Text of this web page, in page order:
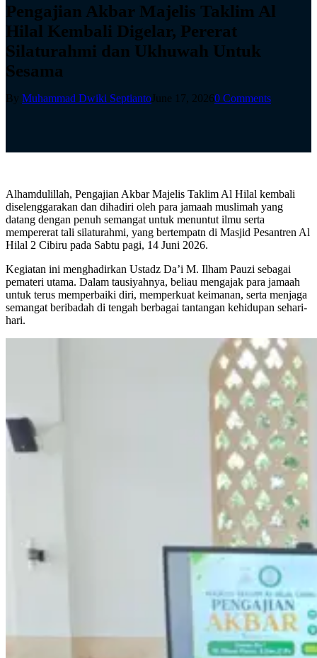
Pengajian Akbar Majelis Taklim Al
Hilal Kembali Digelar, Pererat
Silaturahmi dan Ukhuwah Untuk
Sesama
By Muhammad Dwiki SeptiantoJune 17, 20260 Comments
Alhamdulillah, Pengajian Akbar Majelis Taklim Al Hilal kembali
diselenggarakan dan dihadiri oleh para jamaah muslimah yang
datang dengan penuh semangat untuk menuntut ilmu serta
mempererat tali silaturahmi, yang bertempatn di Masjid Pesantren Al
Hilal 2 Cibiru pada Sabtu pagi, 14 Juni 2026.
Kegiatan ini menghadirkan Ustadz Da’i M. Ilham Pauzi sebagai
pemateri utama. Dalam tausiyahnya, beliau mengajak para jamaah
untuk terus memperbaiki diri, memperkuat keimanan, serta menjaga
semangat beribadah di tengah berbagai tantangan kehidupan sehari-
hari.